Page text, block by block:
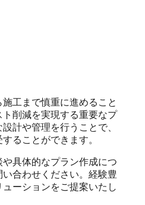
工まで慎重に進めること
削減を実現する重要なプ
計や管理を行うことで、
ることができます。
具体的なプラン作成につ
合わせください。経験豊
ーションをご提案いたし